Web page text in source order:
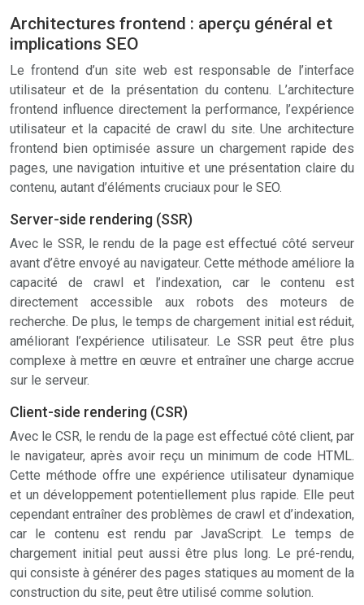
Architectures frontend : aperçu général et
implications SEO
Le frontend d’un site web est responsable de l’interface
utilisateur et de la présentation du contenu. L’architecture
frontend influence directement la performance, l’expérience
utilisateur et la capacité de crawl du site. Une architecture
frontend bien optimisée assure un chargement rapide des
pages, une navigation intuitive et une présentation claire du
contenu, autant d’éléments cruciaux pour le SEO.
Server-side rendering (SSR)
Avec le SSR, le rendu de la page est effectué côté serveur
avant d’être envoyé au navigateur. Cette méthode améliore la
capacité de crawl et l’indexation, car le contenu est
directement accessible aux robots des moteurs de
recherche. De plus, le temps de chargement initial est réduit,
améliorant l’expérience utilisateur. Le SSR peut être plus
complexe à mettre en œuvre et entraîner une charge accrue
sur le serveur.
Client-side rendering (CSR)
Avec le CSR, le rendu de la page est effectué côté client, par
le navigateur, après avoir reçu un minimum de code HTML.
Cette méthode offre une expérience utilisateur dynamique
et un développement potentiellement plus rapide. Elle peut
cependant entraîner des problèmes de crawl et d’indexation,
car le contenu est rendu par JavaScript. Le temps de
chargement initial peut aussi être plus long. Le pré-rendu,
qui consiste à générer des pages statiques au moment de la
construction du site, peut être utilisé comme solution.